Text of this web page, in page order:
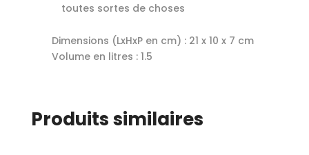
toutes sortes de choses
Dimensions (LxHxP en cm) :21 x 10 x 7 cm
Volume en litres :1.5
Produits similaires